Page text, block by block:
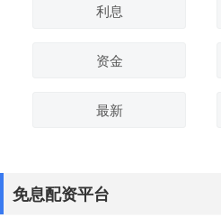
利息
资金
最新
免息配资平台